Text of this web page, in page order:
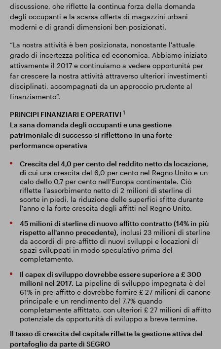
discussione, che riflette la continua forza della domanda
degli occupanti e la scarsa offerta di magazzini urbani
moderni e di grandi dimensioni ben posizionati.
“La nostra attività è ben posizionata, nonostante l'attuale
grado di incertezza politica ed economica. Abbiamo iniziato
attivamente il 2017 e continuiamo a vedere opportunità per
far crescere la nostra attività attraverso ulteriori investimenti
disciplinati, accompagnati da un approccio prudente al
finanziamento”.
PRINCIPI FINANZIARI E OPERATIVI 1
La sana domanda degli occupanti e una gestione
patrimoniale di successo si riflettono in una forte
performance operativa
Crescita del 4,0 per cento del reddito netto da locazione,
di cui una crescita del 6,0 per cento nel Regno Unito e un
calo dello 0,7 per cento nell'Europa continentale. Ciò
riflette l'assorbimento netto di 2 milioni di sterline di
scorte in piedi, la riduzione delle superfici sfitte durante
l'anno e la forte crescita degli affitti nel Regno Unito.
45 milioni di sterline di nuovo affitto contratto (14% in più
rispetto all'anno precedente), inclusi 23 milioni di sterline
da accordi di pre-affitto di nuovi sviluppi e locazioni di
spazi sviluppati in modo speculativo prima del
completamento.
Il capex di sviluppo dovrebbe essere superiore a £ 300
milioni nel 2017. La pipeline di sviluppo impegnata è del
61% in pre-affitto e dovrebbe fornire £ 27 milioni di canone
principale e un rendimento del 7,7% quando
completamente affittato, con ulteriori £ 27 milioni di affitto
potenziale da opportunità di sviluppo a breve termine.
Il tasso di crescita del capitale riflette la gestione attiva del
portafoglio da parte di SEGRO